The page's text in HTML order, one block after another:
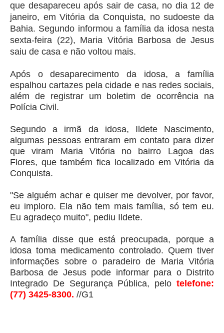
que desapareceu após sair de casa, no dia 12 de
janeiro, em Vitória da Conquista, no sudoeste da
Bahia. Segundo informou a família da idosa nesta
sexta-feira (22), Maria Vitória Barbosa de Jesus
saiu de casa e não voltou mais.
Após o desaparecimento da idosa, a família
espalhou cartazes pela cidade e nas redes sociais,
além de registrar um boletim de ocorrência na
Polícia Civil.
Segundo a irmã da idosa, Ildete Nascimento,
algumas pessoas entraram em contato para dizer
que viram Maria Vitória no bairro Lagoa das
Flores, que também fica localizado em Vitória da
Conquista.
"Se alguém achar e quiser me devolver, por favor,
eu imploro. Ela não tem mais família, só tem eu.
Eu agradeço muito", pediu Ildete.
A família disse que está preocupada, porque a
idosa toma medicamento controlado. Quem tiver
informações sobre o paradeiro de Maria Vitória
Barbosa de Jesus pode informar para o Distrito
Integrado De Segurança Pública, pelo telefone:
(77) 3425-8300. //G1